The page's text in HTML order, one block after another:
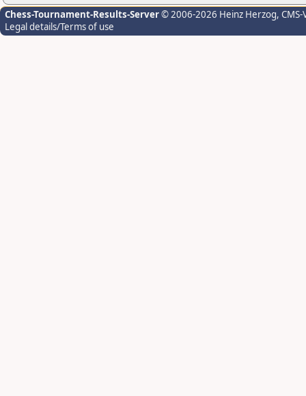
Chess-Tournament-Results-Server© 2006-2026 Heinz Herzog,
Legal details/Terms of use